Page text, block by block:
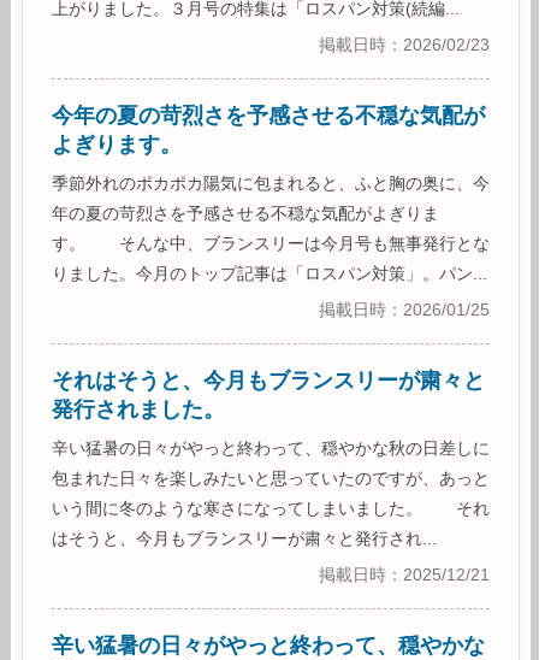
上がりました。３月号の特集は「ロスパン対策(続編...
掲載日時：2026/02/23
今年の夏の苛烈さを予感させる不穏な気配が
よぎります。
季節外れのポカポカ陽気に包まれると、ふと胸の奥に、今
年の夏の苛烈さを予感させる不穏な気配がよぎりま
す。 そんな中、ブランスリーは今月号も無事発行とな
りました。今月のトップ記事は「ロスパン対策」。パン...
掲載日時：2026/01/25
それはそうと、今月もブランスリーが粛々と
発行されました。
辛い猛暑の日々がやっと終わって、穏やかな秋の日差しに
包まれた日々を楽しみたいと思っていたのですが、あっと
いう間に冬のような寒さになってしまいました。 それ
はそうと、今月もブランスリーが粛々と発行され...
掲載日時：2025/12/21
辛い猛暑の日々がやっと終わって、穏やかな